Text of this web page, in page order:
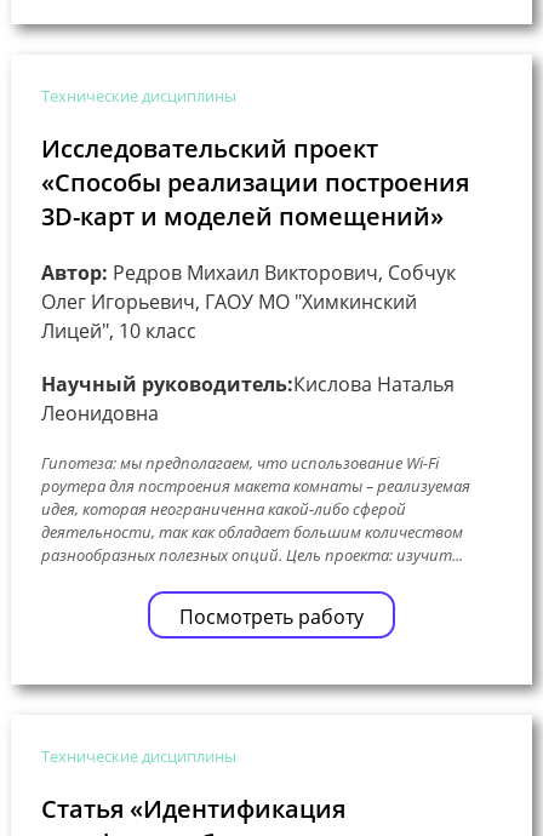
Технические дисциплины
Исследовательский проект
«Способы реализации построения
3D-карт и моделей помещений»
Автор: Редров Михаил Викторович, Собчук
Олег Игорьевич, ГАОУ МО "Химкинский
Лицей", 10 класс
Научный руководитель:Кислова Наталья
Леонидовна
Гипотеза: мы предполагаем, что использование Wi-Fi
роутера для построения макета комнаты – реализуемая
идея, которая неограниченна какой-либо сферой
деятельности, так как обладает большим количеством
разнообразных полезных опций. Цель проекта: изучит...
Посмотреть работу
Технические дисциплины
Статья «Идентификация